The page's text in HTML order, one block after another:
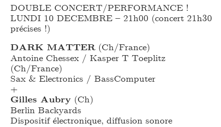
DOUBLE CONCERT/PERFORMANCE !
LUNDI 10 DECEMBRE – 21h00 (concert 21h30
précises !)
DARK MATTER(Ch/France)
Antoine Chessex / Kasper T Toeplitz
(Ch/France)
Sax & Electronics / BassComputer
+
Gilles Aubry (Ch)
Berlin Backyards
Dispositif électronique, diffusion sonore